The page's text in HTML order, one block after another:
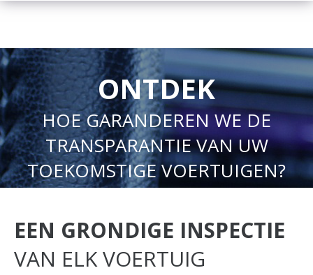
ONTDEK
HOE GARANDEREN WE DE
TRANSPARANTIE VAN UW
TOEKOMSTIGE VOERTUIGEN?
EEN GRONDIGE INSPECTIE
VAN ELK VOERTUIG